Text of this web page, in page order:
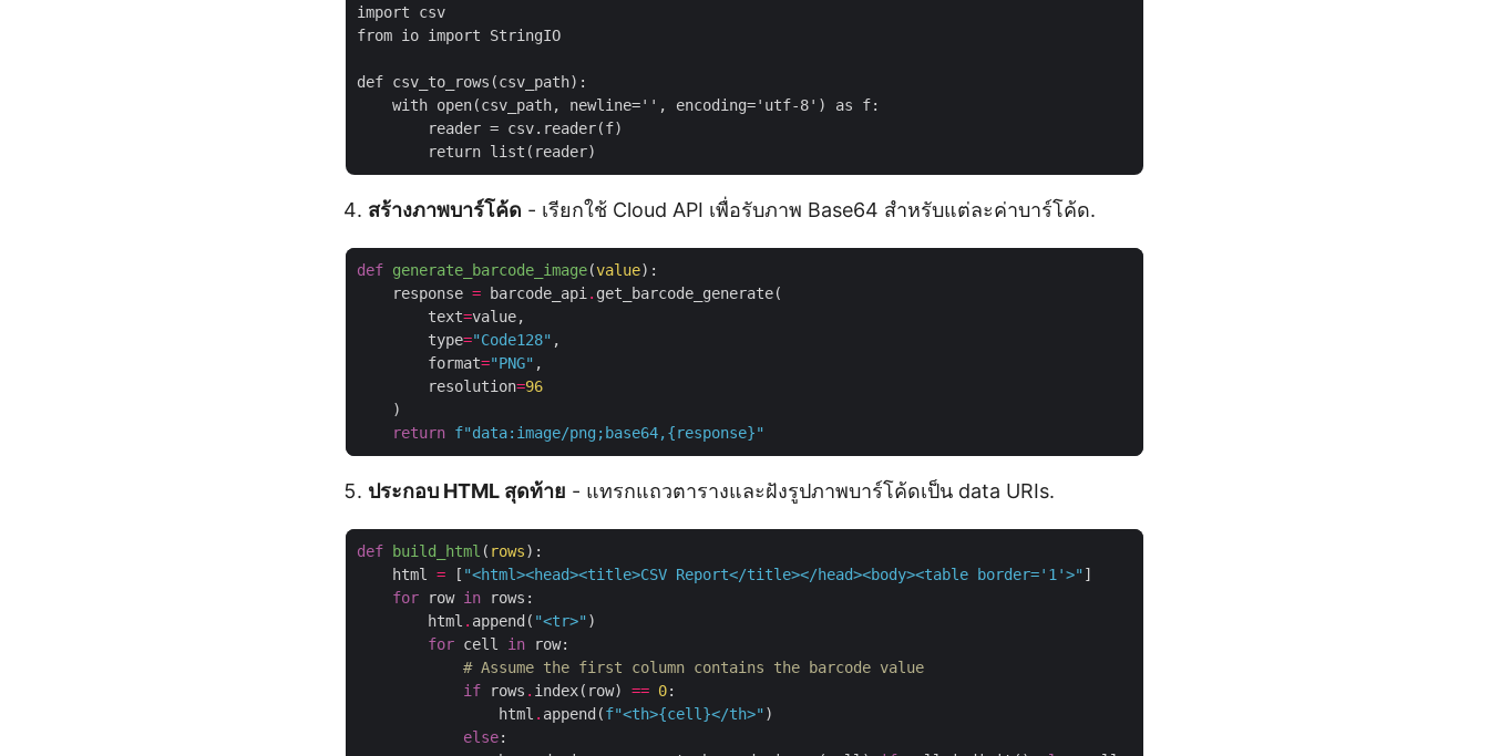
import csv
from io import StringIO
def csv_to_rows(csv_path):
    with open(csv_path, newline='', encoding='utf-8') as f:
        reader = csv.reader(f)
สร้างภาพบาร์โค้ด - เรียกใช้ Cloud API เพื่อรับภาพ Base64 สำหรับแต่ละค่าบาร์โค้ด.
def generate_barcode_image(value):
    response
= barcode_api.
        text
=
        type
="Code128"
        format
="PNG"
        resolution
=96
return f"data:image/png;base64,{response}"
ประกอบ HTML สุดท้าย - แทรกแถวตารางและฝังรูปภาพบาร์โค้ดเป็น data URIs.
def build_html ( rows):
    html
= [ "<html><head><title>CSV Report</title></head><body><table border='1'>"
for row in
        html
. append( "<tr>"
for cell in
# Assume the first column contains the barcode value
if rows . index(row) == 0
                html
. append(f"<th>{cell}</th>"
else